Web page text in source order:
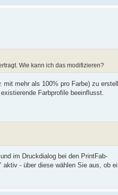
Wie kann ich das modifizieren?
mehr als 100% pro Farbe) zu
Farbprofile beeinflusst.
im Druckdialog bei den PrintFab-
- über diese wählen Sie aus, ob